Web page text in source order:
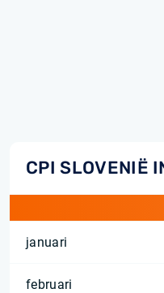
CPI SLOVENIË
januari
februari